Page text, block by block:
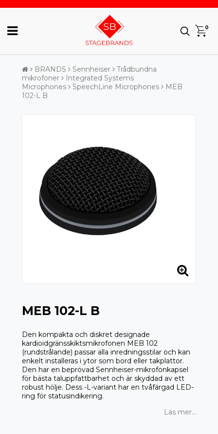
0
BRANDS Sennheiser
Trådbundna
mikrofoner
Integrated Systems
Microphones
SpeechLine Microphones
MEB
102-L B
MEB 102-L B
Den kompakta och diskret designade
kardioidgränsskiktsmikrofonen MEB 102
(rundstrålande) passar alla inredningsstilar och kan
enkelt installeras i ytor som bord eller takplattor.
Den har en beprövad Sennheiser-mikrofonkapsel
för bästa taluppfattbarhet och är skyddad av ett
robust hölje. Dess -L-variant har en tvåfärgad LED-
ring för statusindikering.
Läs mer...